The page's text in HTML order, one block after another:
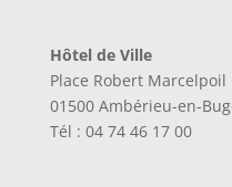
Hôtel de Ville
Place Robert Marcelpoil
01500 Ambérieu-en-
Tél : 04 74 46 17 00